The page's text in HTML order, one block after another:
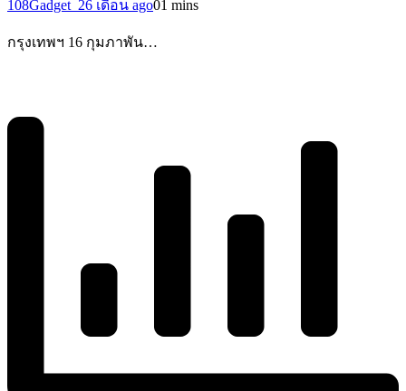
108Gadget_26 เดือน ago01 mins
กรุงเทพฯ 16 กุมภาพัน…